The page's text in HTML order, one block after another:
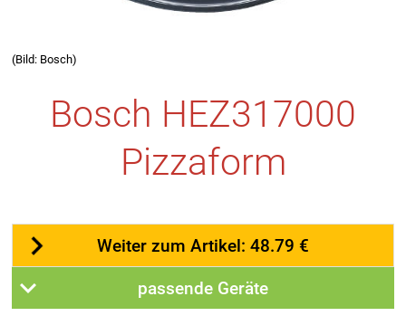
(Bild: Bosch)
Bosch HEZ317000
Pizzaform
Weiter zum Artikel: 48.79 €
passende Geräte